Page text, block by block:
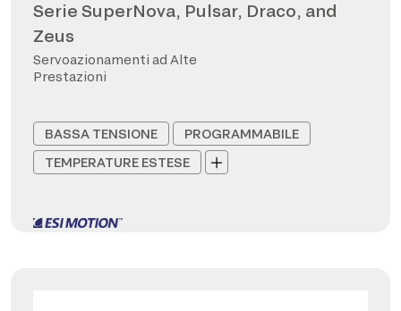
Serie SuperNova, Pulsar, Draco, and
Zeus
Servoazionamenti ad Alte
Prestazioni
BASSA TENSIONE
PROGRAMMABILE
TEMPERATURE ESTESE